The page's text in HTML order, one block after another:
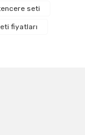
seti
fiyatları